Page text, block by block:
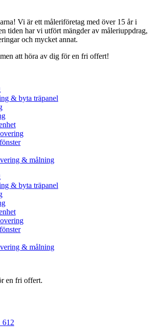
Vi är ett måleriföretag med över 15 år i
tiden har vi utfört mängder av måleriuppdrag,
och mycket annat.
att höra av dig för en fri offert!
& byta träpanel
& målning
& byta träpanel
& målning
en fri offert.
612